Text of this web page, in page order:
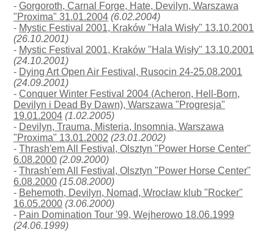
-Gorgoroth, Carnal Forge, Hate, Devilyn, Warszawa
"Proxima" 31.01.2004 (6.02.2004)
- Mystic Festival 2001, Kraków "Hala Wisły" 13.10.2001
(26.10.2001)
- Mystic Festival 2001, Kraków "Hala Wisły" 13.10.2001
(24.10.2001)
- Dying Art Open Air Festival, Rusocin 24-25.08.2001
(24.09.2001)
-Conquer Winter Festival 2004 (Acheron, Hell-Born,
Devilyn i Dead By Dawn), Warszawa "Progresja"
19.01.2004 (1.02.2005)
- Devilyn, Trauma, Misteria, Insomnia, Warszawa
"Proxima" 13.01.2002 (23.01.2002)
-Thrash'em All Festival, Olsztyn "Power Horse Center"
6.08.2000 (2.09.2000)
-Thrash'em All Festival, Olsztyn "Power Horse Center"
6.08.2000 (15.08.2000)
- Behemoth, Devilyn, Nomad, Wrocław klub "Rocker"
16.05.2000 (3.06.2000)
- Pain Domination Tour '99, Wejherowo 18.06.1999
(24.06.1999)